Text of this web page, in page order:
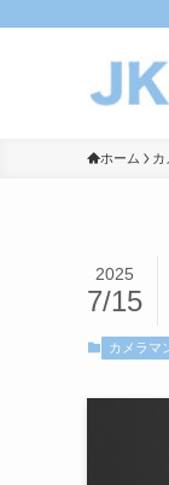
ホーム カ
2025
7/15
カメラマ